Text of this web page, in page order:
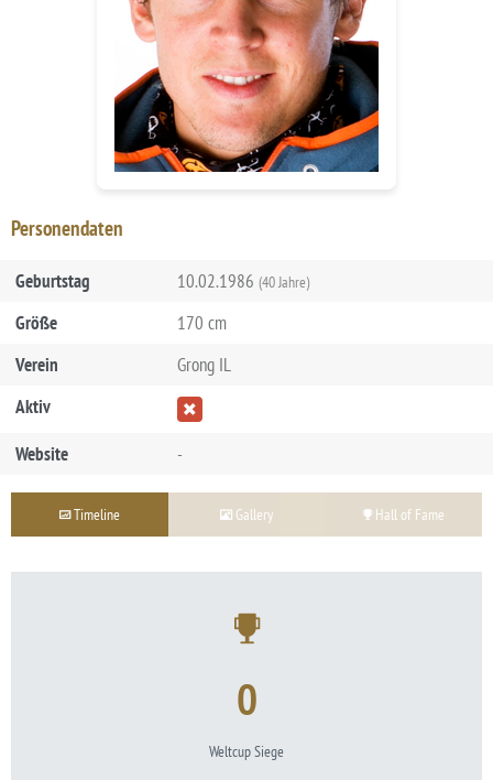
Personendaten
Geburtstag 10.02.1986 (40 Jahre)
Größe
170 cm
Verein
Grong IL
Aktiv
Website
-
Timeline Gallery Hall of Fame
0
Weltcup Siege